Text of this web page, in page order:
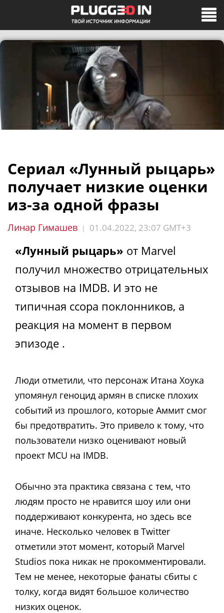
Сериал «Лунный рыцарь»
получает низкие оценки
из-за одной фразы
Линар Гимашев | 01.04.2022, 23:07 GMT+3
«Лунный рыцарь» от Marvel
получил множество отрицательных
отзывов на IMDB. И это не
типичная ссора поклонников, а
реакция на момент в первом
эпизоде ​​​.
Люди отметили, что персонаж Итана Хоука
упомянул геноцид армян в списке плохих
событий из прошлого, которые Аммит смог
бы предотвратить. Это привело к тому, что
пользователи низко оценивают новый
проект MCU на IMDB.
Обычно эта практика связана с тем, что
людям просто не нравится шоу или они
поддерживают конкурента, но здесь все
иначе. Несколько человек в Twitter
отметили этот момент, который Marvel
Studios пока никак не прокомментировали.
Тем не менее, некоторые фанаты сбиты с
толку, когда видят большое количество
низких оценок.